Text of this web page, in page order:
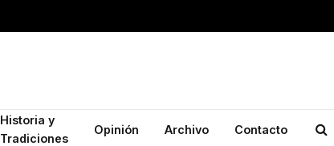
Historia y
Tradiciones
Opinión Archivo Contacto